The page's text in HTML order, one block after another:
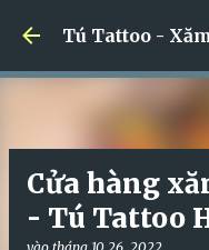
Chuyển
Cửa hàng
- Tú Tattoo